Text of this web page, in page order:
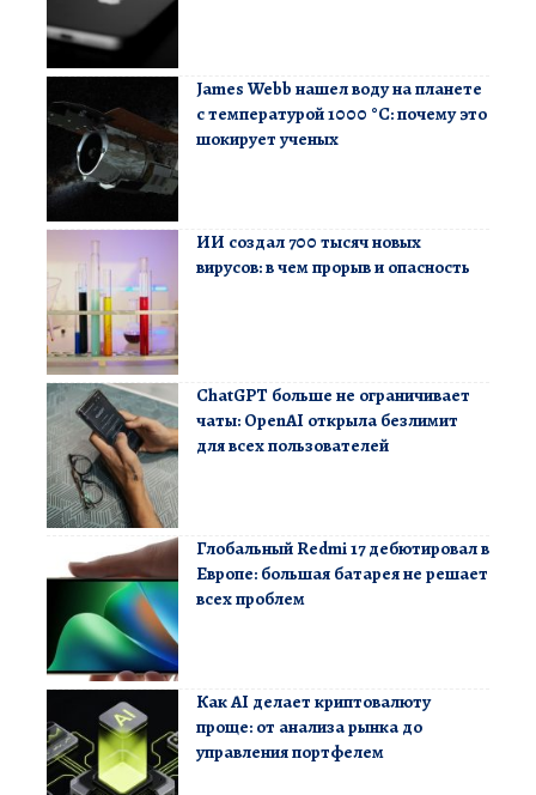
James Webb нашел воду на планете
с температурой 1000 °C: почему это
шокирует ученых
ИИ создал 700 тысяч новых
вирусов: в чем прорыв и опасность
ChatGPT больше не ограничивает
чаты: OpenAI открыла безлимит
для всех пользователей
Глобальный Redmi 17 дебютировал в
Европе: большая батарея не решает
всех проблем
Как AI делает криптовалюту
проще: от анализа рынка до
управления портфелем